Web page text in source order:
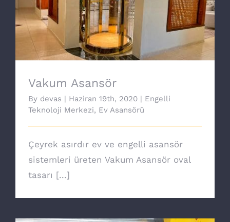
Vakum Asansör
Vakum Asansör
By devas | Haziran 19th, 2020 | Engelli
Teknoloji Merkezi, Ev Asansörü
Çeyrek asırdır ev ve engelli asansör
sistemleri üreten Vakum Asansör oval
tasarı [...]